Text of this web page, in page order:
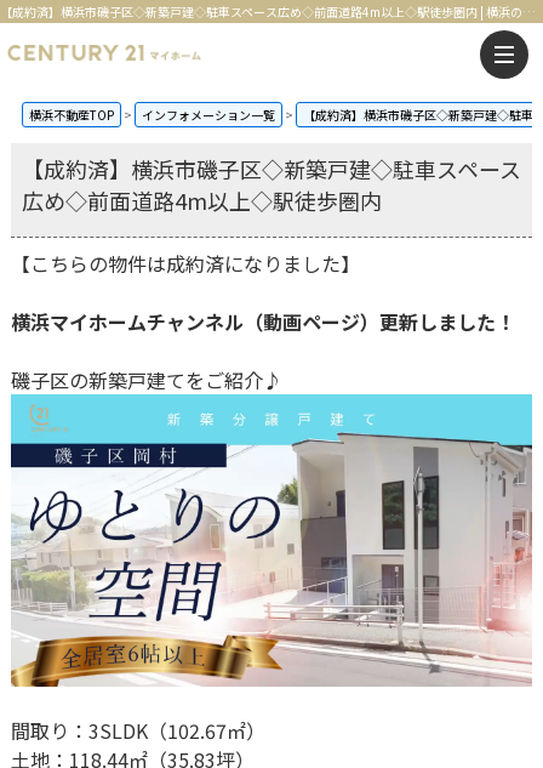
【成約済】横浜市磯子区◇新築戸建◇駐車スペース広め◇前面道路4m以上◇駅徒歩圏内 | 横浜の不動産はセンチュリー21マイホーム
横浜不動産TOP インフォメーション一覧 【成約済】横浜市磯子区◇新築戸建◇駐
【成約済】横浜市磯子区◇新築戸建◇駐車スペース
広め◇前面道路4m以上◇駅徒歩圏内
【こちらの物件は成約済になりました】
横浜マイホームチャンネル（動画ページ）更新しました！
磯子区の新築戸建てをご紹介♪
間取り：3SLDK（102.67㎡）
土地：118.44㎡（35.83坪）